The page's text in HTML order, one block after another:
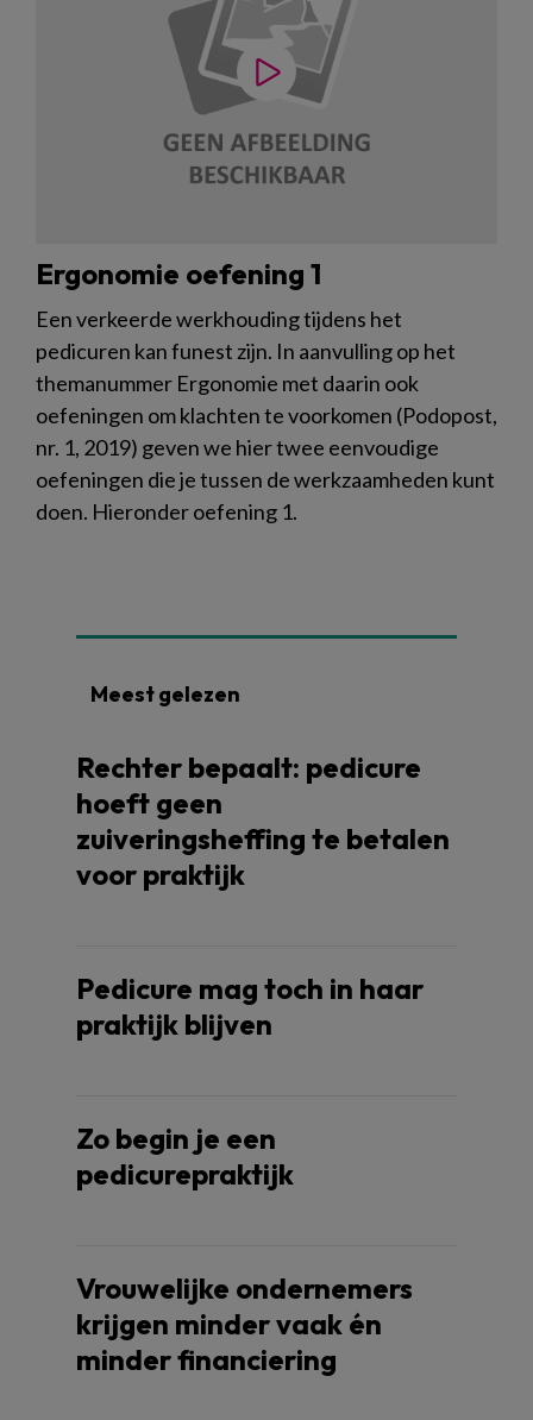
Ergonomie oefening 1
Een verkeerde werkhouding tijdens het
pedicuren kan funest zijn. In aanvulling op het
themanummer Ergonomie met daarin ook
oefeningen om klachten te voorkomen (Podopost,
nr. 1, 2019) geven we hier twee eenvoudige
oefeningen die je tussen de werkzaamheden kunt
doen. Hieronder oefening 1.
Meest gelezen
Rechter bepaalt: pedicure
hoeft geen
zuiveringsheffing te betalen
voor praktijk
Pedicure mag toch in haar
praktijk blijven
Zo begin je een
pedicurepraktijk
Vrouwelijke ondernemers
krijgen minder vaak én
minder financiering